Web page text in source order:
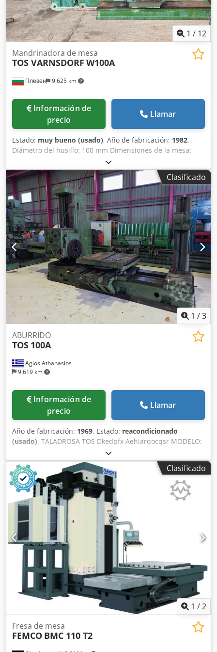
1 / 12
Плевен 9.625 km
Mandrinadora de mesa
TOS VARNSDORF W100A
Información de
precio
Llamar
Estado: muy bueno (usado), Año de fabricación: 1982,
Diámetro del husillo: 100 mm Dimensiones de la mesa:
1250 x 1250 mm Recorrido transversal: 1600 mm Cabezal
de fresado disponible. Dkodpfx Acozqvxzjqsr
Clasificado
1 /3
Agios Athanasios
9.619 km
ABURRIDO
TOS 100A
Información de
precio
Llamar
Año de fabricación: 1969, Estado: reacondicionado
(usado), TALADROSA TOS Dkedpfx Aehiarqocqsr MODELO:
Clasificado
1 /2
Fresa de mesa
FEMCO BMC 110 T2